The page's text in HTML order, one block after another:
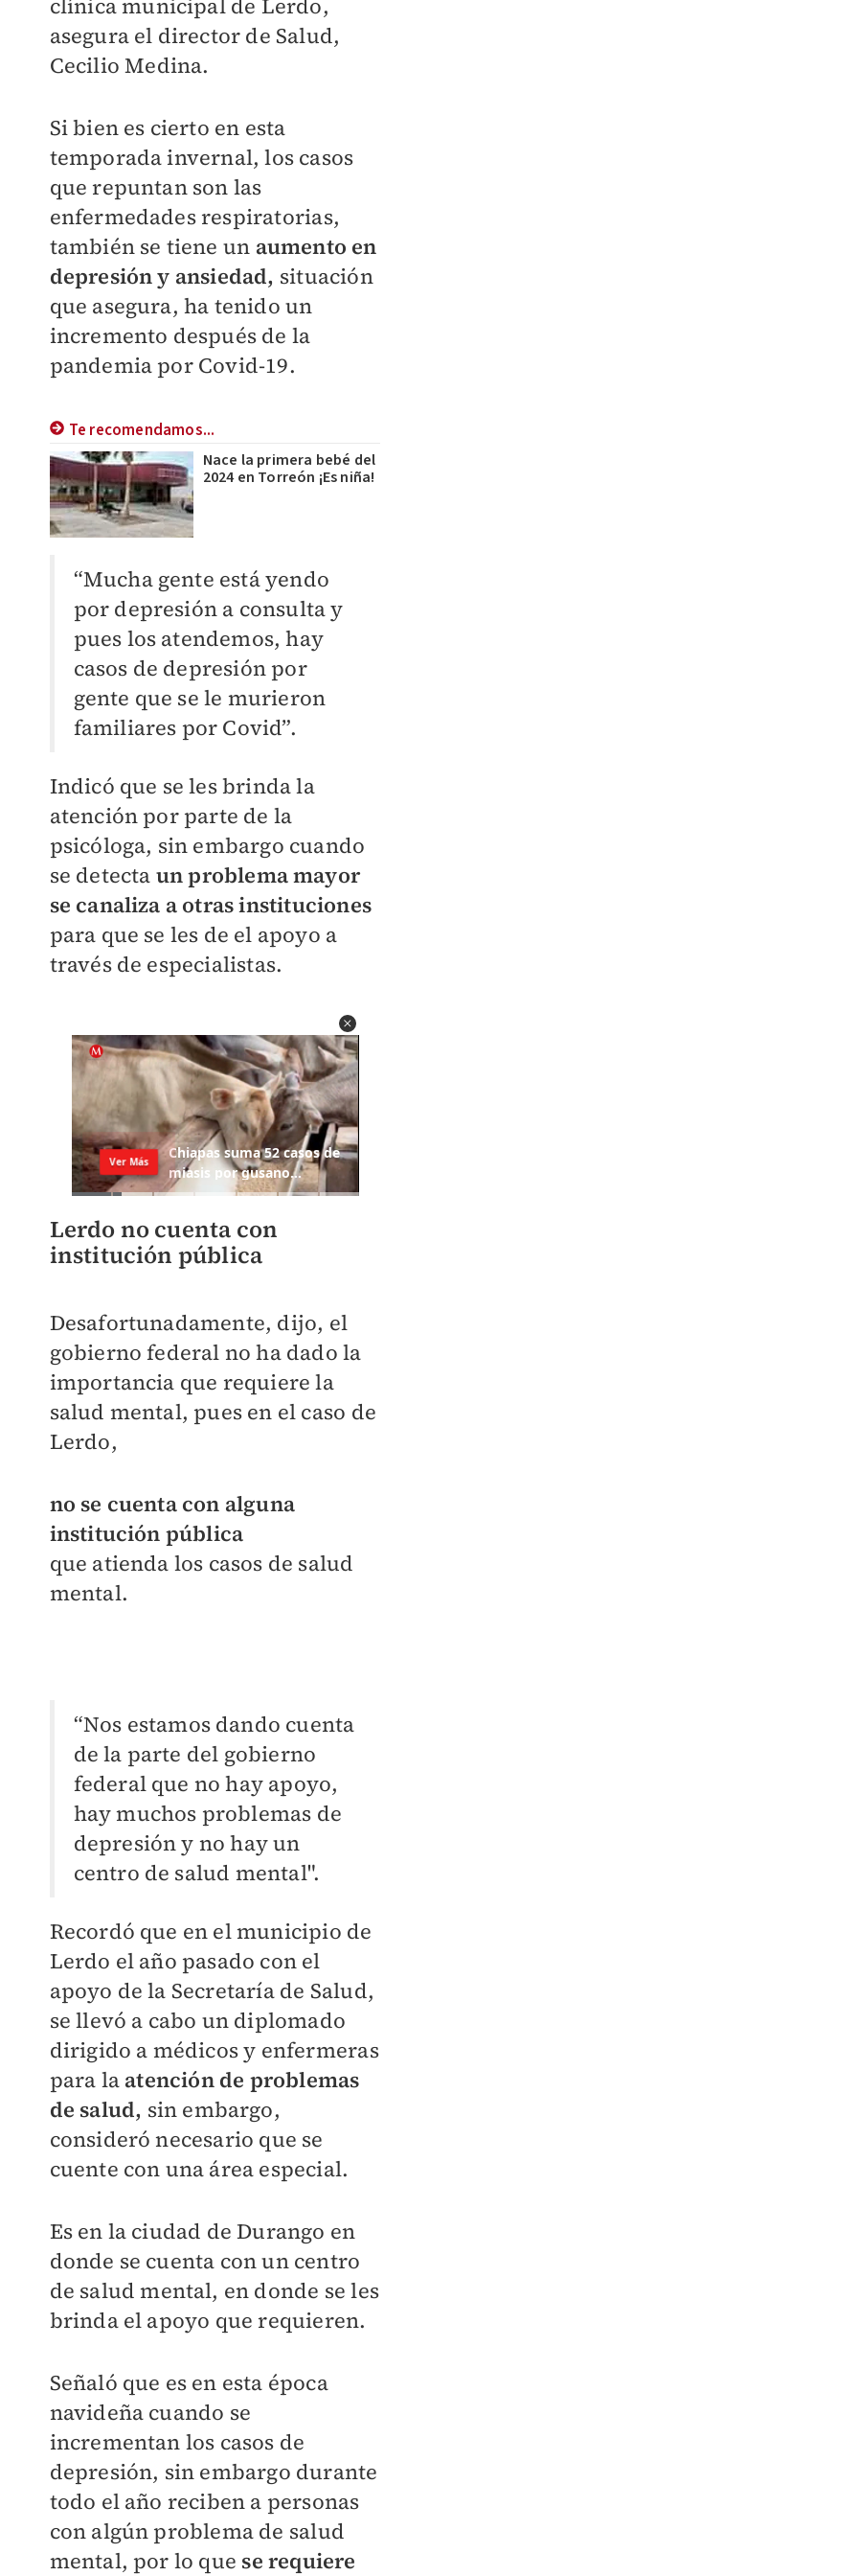
clínica municipal de Lerdo,
asegura el director de Salud,
Cecilio Medina.
Si bien es cierto en esta
temporada invernal, los casos
que repuntan son las
enfermedades respiratorias,
también se tiene un aumento en
depresión y ansiedad, situación
que asegura, ha tenido un
incremento después de la
pandemia por Covid-19.
Te recomendamos...
Nace la primera bebé del
2024 en Torreón ¡Es niña!
“Mucha gente está yendo
por depresión a consulta y
pues los atendemos, hay
casos de depresión por
gente que se le murieron
familiares por Covid”.
Indicó que se les brinda la
atención por parte de la
psicóloga, sin embargo cuando
se detecta un problema mayor
se canaliza a otras instituciones
para que se les de el apoyo a
través de especialistas.
Lerdo no cuenta con
institución pública
Desafortunadamente, dijo, el
gobierno federal no ha dado la
importancia que requiere la
salud mental, pues en el caso de
Lerdo,
no se cuenta con alguna
institución pública
que atienda los casos de salud
mental.
“Nos estamos dando cuenta
de la parte del gobierno
federal que no hay apoyo,
hay muchos problemas de
depresión y no hay un
centro de salud mental".
Recordó que en el municipio de
Lerdo el año pasado con el
apoyo de la Secretaría de Salud,
se llevó a cabo un diplomado
dirigido a médicos y enfermeras
para la atención de problemas
de salud, sin embargo,
consideró necesario que se
cuente con una área especial.
Es en la ciudad de Durango en
donde se cuenta con un centro
de salud mental, en donde se les
brinda el apoyo que requieren.
Señaló que es en esta época
navideña cuando se
incrementan los casos de
depresión, sin embargo durante
todo el año reciben a personas
con algún problema de salud
mental, por lo que se requiere